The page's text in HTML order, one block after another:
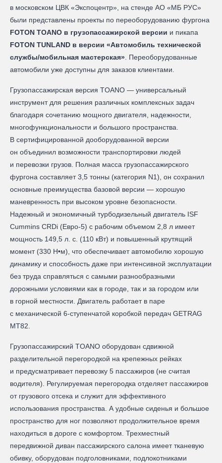
в московском ЦВК «Экспоцентр», на стенде АО «МБ РУС»
были представлены проекты по переоборудованию фургона
FOTON TOANO в грузопассажирской версии и пикапа
FOTON TUNLAND в версии «Автомобиль технической
службы/мобильная мастерская». Переоборудованные
автомобили уже доступны для заказов клиентами.
Грузопассажирская версия TOANO — универсальный
инструмент для решения различных комплексных задач
благодаря сочетанию мощного двигателя, надежности,
многофункциональности и большого пространства.
В сертифицированной дооборудованной версии
он объединил возможности транспортировки людей
и перевозки грузов. Полная масса грузопассажирского
фургона составляет 3,5 тонны (категория N1), он сохранил
основные преимущества базовой версии — хорошую
маневренность при высоком уровне безопасности.
Надежный и экономичный турбодизельный двигатель ISF
Cummins CRDi (Евро-5) с рабочим объемом 2,8 л имеет
мощность 149,5 л. с. (110 кВт) и повышенный крутящий
момент (330 Н•м), что обеспечивает автомобилю хорошую
динамику и способность даже при интенсивной эксплуатации
без труда справляться с самыми разнообразными
дорожными условиями как в городе, так и за городом или
в горной местности. Двигатель работает в паре
с механической 6-ступенчатой коробкой передач GETRAG
MT82.
Грузопассажирский TOANO оборудован сдвижной
разделительной перегородкой на крепежных рейках
и предусматривает перевозку 5 пассажиров (не считая
водителя). Регулируемая перегородка отделяет пассажиров
от грузового отсека и служит для эффективного
использования пространства. А удобные сиденья и большое
пространство для ног позволяют продолжительное время
находиться в дороге с комфортом. Трехместный
передвижной диван пассажирского салона имеет тканевую
обивку, оборудован подголовниками, подлокотниками